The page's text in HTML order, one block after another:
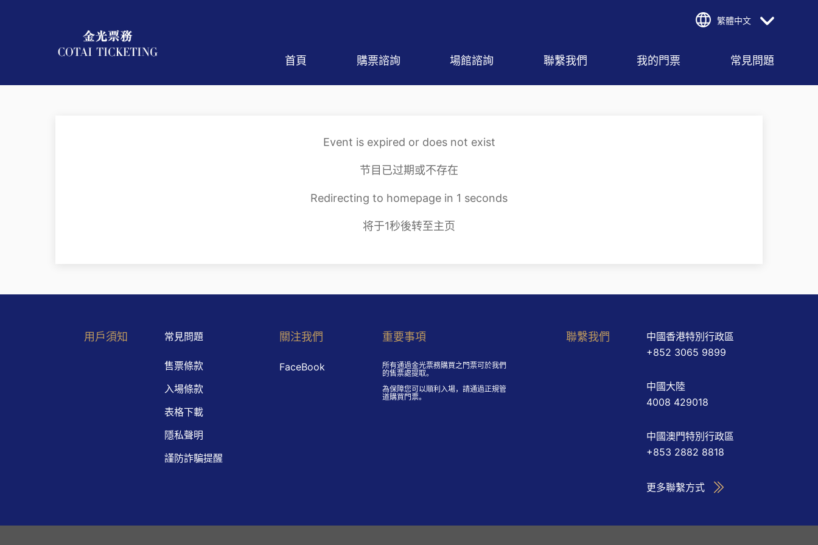
繁體中文
首頁 購票諮詢 場館諮詢 聯繫我們 我的門票 常見問題
Event is expired or does not exist
节目已过期或不存在
Redirecting to homepage in 1 seconds
将于1秒後转至主页
用戶須知 常見問題
售票條款
入場條款
表格下載
隱私聲明
謹防詐騙提醒
關注我們
FaceBook
重要事項
所有通過金光票務購買之門票可於我們
的售票處提取。
為保障您可以順利入場，請通過正規管
道購買門票。
聯繫我們
中國香港特別行政區
+852 3065 9899
中國大陸
4008 429018
中國澳門特別行政區
+853 2882 8818
更多聯繫方式